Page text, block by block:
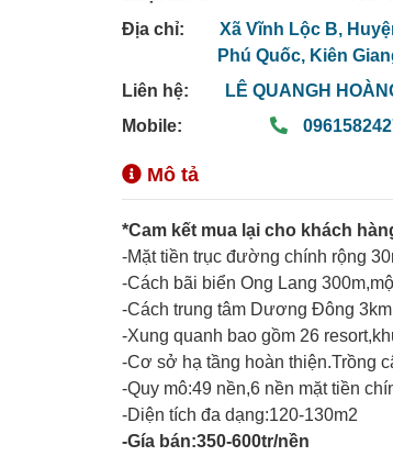
Địa chỉ:
Xã Vĩnh Lộc B,
Phú Quốc, Kiên
Liên hệ:
LÊ QUANGH
Mobile:
Mô tả
*Cam kết mua lại cho khách
-Mặt tiền trục đường chính rộng
-Cách bãi biển Ong Lang
-Cách trung tâm Dương Đông
-Xung quanh bao gồm 26
-Cơ sở hạ tầng hoàn thiện.Trồng
-Quy mô:49 nền,6 nền mặt tiền
-Diện tích đa dạng:120-130m2
-Gía bán:350-600tr/nền